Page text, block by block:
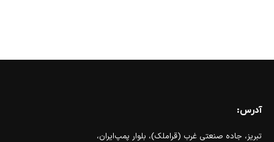
آدرس:
تبریز، جاده صنعتی غرب (قراملک)، بلوار پمپ‌ایران،